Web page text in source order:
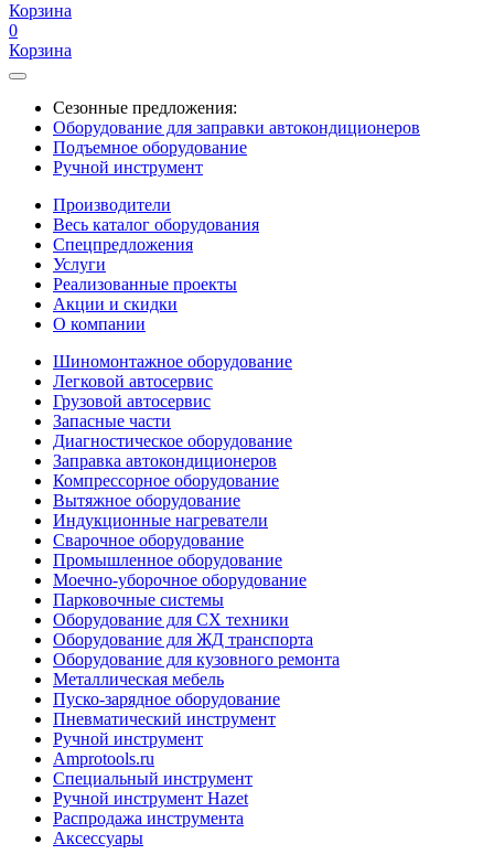
Корзина
0
Корзина
Сезонные предложения:
Оборудование для заправки автокондиционеров
Подъемное оборудование
Ручной инструмент
Производители
Весь каталог оборудования
Спецпредложения
Услуги
Реализованные проекты
Акции и скидки
О компании
Шиномонтажное оборудование
Легковой автосервис
Грузовой автосервис
Запасные части
Диагностическое оборудование
Заправка автокондиционеров
Компрессорное оборудование
Вытяжное оборудование
Индукционные нагреватели
Сварочное оборудование
Промышленное оборудование
Моечно-уборочное оборудование
Парковочные системы
Оборудование для СХ техники
Оборудование для ЖД транспорта
Оборудование для кузовного ремонта
Металлическая мебель
Пуско-зарядное оборудование
Пневматический инструмент
Ручной инструмент
Amprotools.ru
Специальный инструмент
Ручной инструмент Hazet
Распродажа инструмента
Аксессуары